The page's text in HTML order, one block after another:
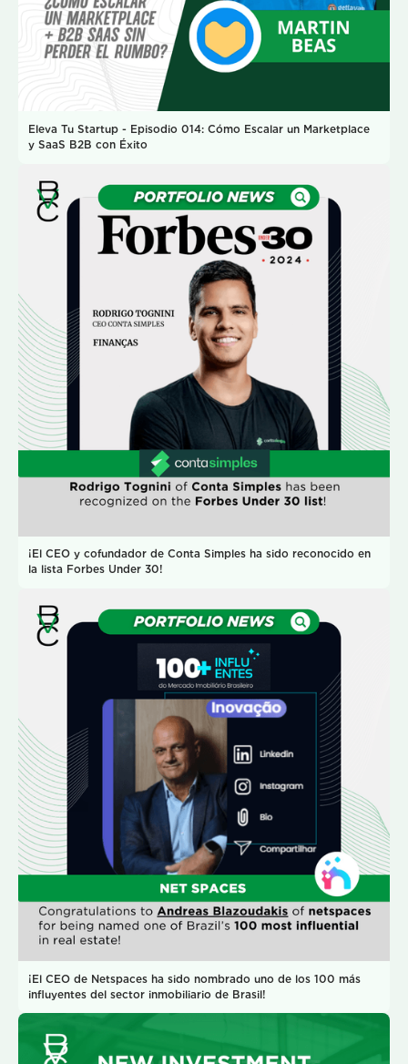
Eleva Tu Startup - Episodio 014: Cómo Escalar un Marketplace
y SaaS B2B con Éxito
¡El CEO y cofundador de Conta Simples ha sido reconocido en
la lista Forbes Under 30!
¡El CEO de Netspaces ha sido nombrado uno de los 100 más
influyentes del sector inmobiliario de Brasil!